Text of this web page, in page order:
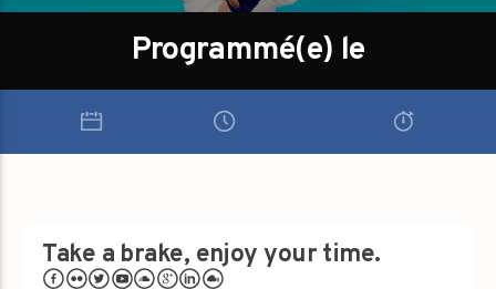
Programmé(e) le
Take a brake, enjoy your time.